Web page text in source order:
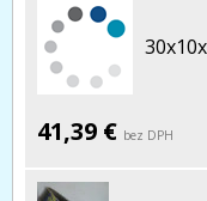
41,39 € bez DPH